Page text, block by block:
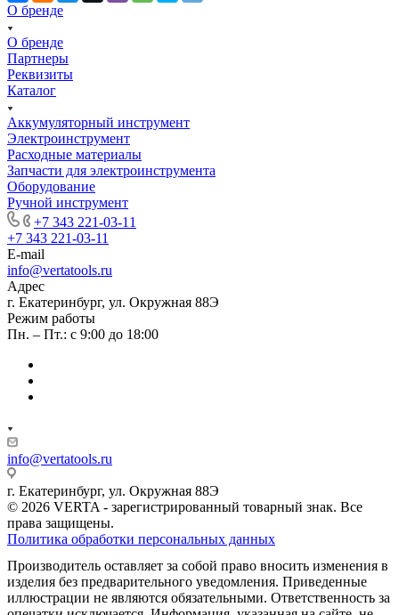
О бренде
О бренде
Партнеры
Реквизиты
Каталог
Аккумуляторный инструмент
Электроинструмент
Расходные материалы
Запчасти для электроинструмента
Оборудование
Ручной инструмент
+7 343 221-03-11
+7 343 221-03-11
E-mail
info@vertatools.ru
Адрес
г. Екатеринбург, ул. Окружная 88Э
Режим работы
Пн. – Пт.: с 9:00 до 18:00
info@vertatools.ru
г. Екатеринбург, ул. Окружная 88Э
© 2026 VERTA - зарегистрированный товарный знак. Все
права защищены.
Политика обработки персональных данных
Производитель оставляет за собой право вносить изменения в
изделия без предварительного уведомления. Приведенные
иллюстрации не являются обязательными. Ответственность за